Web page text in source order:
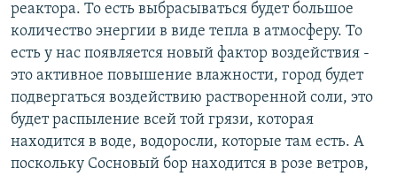
реактора. То есть выбрасываться будет большое
количество энергии в виде тепла в атмосферу. То
есть у нас появляется новый фактор воздействия -
это активное повышение влажности, город будет
подвергаться воздействию растворенной соли, это
будет распыление всей той грязи, которая
находится в воде, водоросли, которые там есть. А
поскольку Сосновый бор находится в розе ветров,